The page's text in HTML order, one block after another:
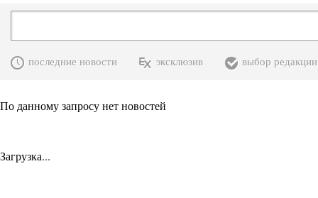
последние новости эксклюзив выбор редакции
По данному запросу нет новостей
Загрузка...